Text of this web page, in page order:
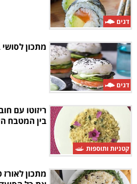
דגים
דגים
מתכון לסושי
קטניות ותוספות
ריזוטו עם
בין המטבח
מתכון